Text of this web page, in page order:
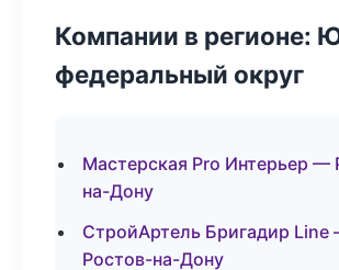
Компании в регионе:
федеральный округ
Мастерская Pro Интерьер —
на-Дону
СтройАртель Бригадир Line
Ростов-на-Дону